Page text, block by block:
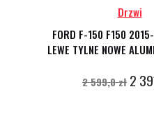
Drzwi
FORD F-150 F150
LEWE TYLNE NOWE
2 599,0 zł 2